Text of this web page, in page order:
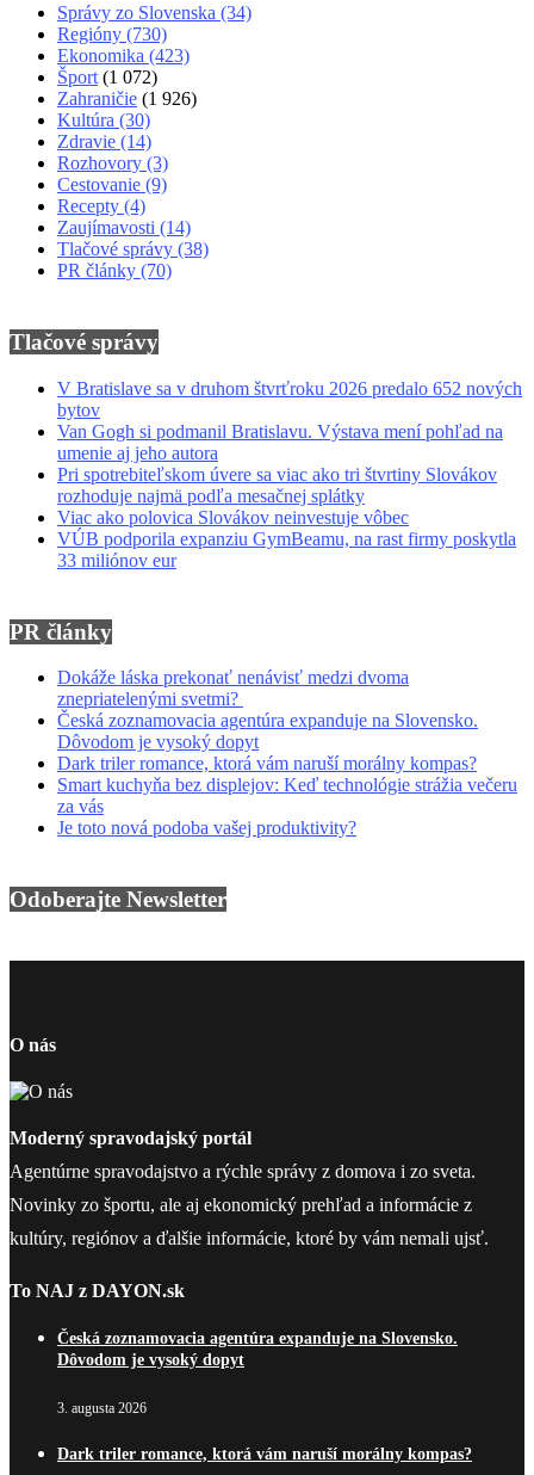
Správy zo Slovenska (34)
Regióny (730)
Ekonomika (423)
Šport (1 072)
Zahraničie (1 926)
Kultúra (30)
Zdravie (14)
Rozhovory (3)
Cestovanie (9)
Recepty (4)
Zaujímavosti (14)
Tlačové správy (38)
PR články (70)
Tlačové správy
V Bratislave sa v druhom štvrťroku 2026 predalo 652 nových
bytov
Van Gogh si podmanil Bratislavu. Výstava mení pohľad na
umenie aj jeho autora
Pri spotrebiteľskom úvere sa viac ako tri štvrtiny Slovákov
rozhoduje najmä podľa mesačnej splátky
Viac ako polovica Slovákov neinvestuje vôbec
VÚB podporila expanziu GymBeamu, na rast firmy poskytla
33 miliónov eur
PR články
Dokáže láska prekonať nenávisť medzi dvoma
znepriatelenými svetmi?
Česká zoznamovacia agentúra expanduje na Slovensko.
Dôvodom je vysoký dopyt
Dark triler romance, ktorá vám naruší morálny kompas?
Smart kuchyňa bez displejov: Keď technológie strážia večeru
za vás
Je toto nová podoba vašej produktivity?
Odoberajte Newsletter
O nás
Moderný spravodajský portál
Agentúrne spravodajstvo a rýchle správy z domova i zo sveta.
Novinky zo športu, ale aj ekonomický prehľad a informácie z
kultúry, regiónov a ďalšie informácie, ktoré by vám nemali ujsť.
To NAJ z DAYON.sk
Česká zoznamovacia agentúra expanduje na Slovensko.
Dôvodom je vysoký dopyt
3. augusta 2026
Dark triler romance, ktorá vám naruší morálny kompas?